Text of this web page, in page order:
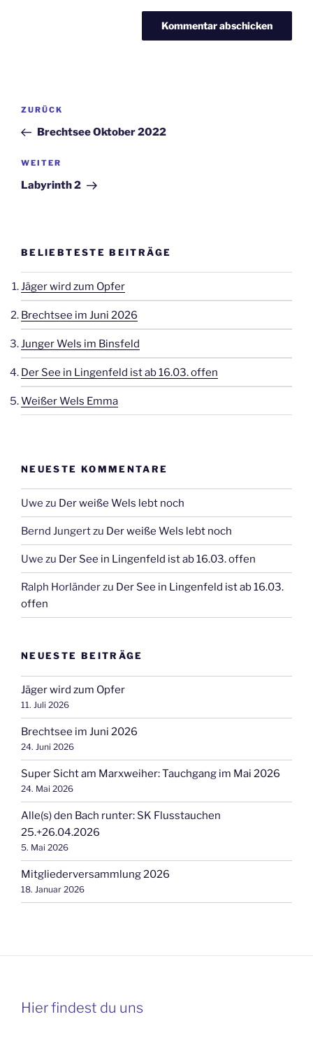
Beitragsnavigation
Vorheriger
Beitrag
ZURÜCK
Brechtsee Oktober 2022
Nächster
Beitrag
WEITER
Labyrinth 2
BELIEBTESTE BEITRÄGE
Jäger wird zum Opfer
Brechtsee im Juni 2026
Junger Wels im Binsfeld
Der See in Lingenfeld ist ab 16.03. offen
Weißer Wels Emma
NEUESTE KOMMENTARE
Uwe zu Der weiße Wels lebt noch
Bernd Jungertzu Der weiße Wels lebt noch
Uwe zu Der See in Lingenfeld ist ab 16.03. offen
Ralph Horländerzu Der See in Lingenfeld ist ab 16.03.
offen
NEUESTE BEITRÄGE
Jäger wird zum Opfer
11. Juli 2026
Brechtsee im Juni 2026
24. Juni 2026
Super Sicht am Marxweiher: Tauchgang im Mai 2026
24. Mai 2026
Alle(s) den Bach runter: SK Flusstauchen
25.+26.04.2026
5. Mai 2026
Mitgliederversammlung 2026
18. Januar 2026
Hier findest du uns